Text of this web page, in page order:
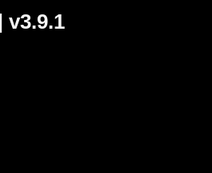
v3.9.1